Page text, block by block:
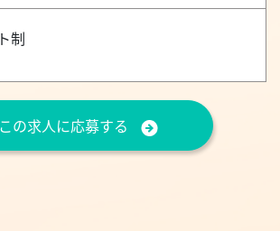
制
この求人に応募する